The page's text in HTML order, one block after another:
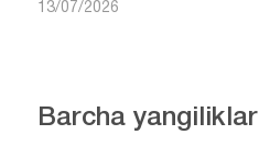
13/07/2026
Barcha yangiliklar